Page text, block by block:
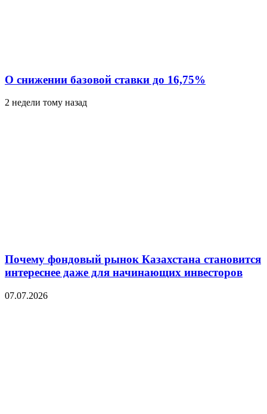
О снижении базовой ставки до 16,75%
2 недели тому назад
Почему фондовый рынок Казахстана становится
интереснее даже для начинающих инвесторов
07.07.2026